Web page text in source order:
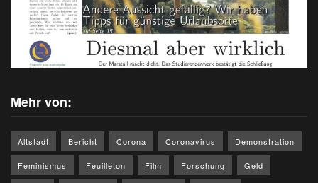
Mehr von:
Altstadt Bericht Corona Coronavirus Demonstration
Feminismus Feuilleton Film Forschung Geld